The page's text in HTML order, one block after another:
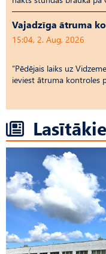
Vajadzīga ātruma
15:04, 2. Aug, 2026
“Pēdējais laiks uz
ieviest ātruma kontroles